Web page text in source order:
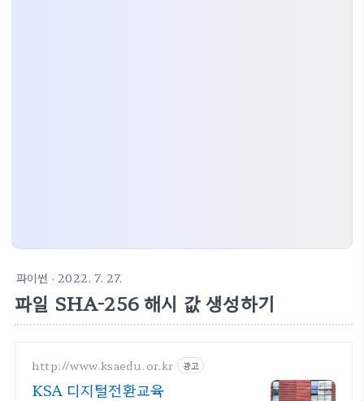
파이썬 · 2022. 7. 27.
파일 SHA-256 해시 값 생성하기
http://www.ksaedu.or.kr 광고
KSA 디지털전환교육